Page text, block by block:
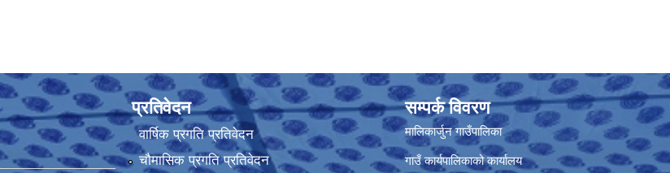
प्रतिवेदन
वार्षिक प्रगति प्रतिवेदन
चौमासिक प्रगति प्रतिवेदन
सम्पर्क विवरण
मालिकार्जुन गाउँपालिका
गाउँ कार्यपालिकाको कार्यालय